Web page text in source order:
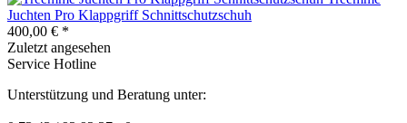
Juchten Pro Klappgriff Schnittschutzschuh
400,00 € *
Zuletzt angesehen
Service Hotline
Unterstützung und Beratung unter: